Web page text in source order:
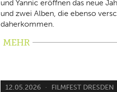
und Yannic eröffnen das neue
und zwei Alben, die ebenso
daherkommen.
MEHR
12.05.2026 FILMFEST DRESDEN